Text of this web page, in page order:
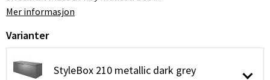
Mer informasjon
Varianter
StyleBox 210 metallic dark grey